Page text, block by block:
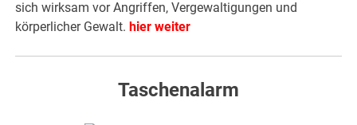
sich wirksam vor Angriffen, Vergewaltigungen und
körperlicher Gewalt. hier weiter
Taschenalarm